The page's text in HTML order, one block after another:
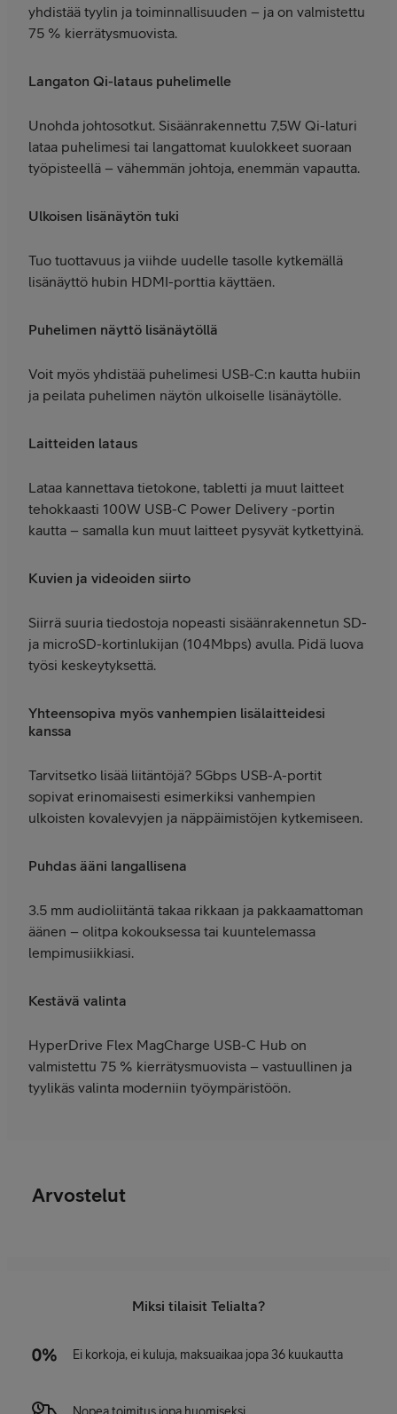
yhdistää tyylin ja toiminnallisuuden – ja on valmistettu
75 % kierrätysmuovista.
Langaton Qi-lataus puhelimelle
Unohda johtosotkut. Sisäänrakennettu 7,5W Qi-laturi
lataa puhelimesi tai langattomat kuulokkeet suoraan
työpisteellä – vähemmän johtoja, enemmän vapautta.
Ulkoisen lisänäytön tuki
Tuo tuottavuus ja viihde uudelle tasolle kytkemällä
lisänäyttö hubin HDMI-porttia käyttäen.
Puhelimen näyttö lisänäytöllä
Voit myös yhdistää puhelimesi USB-C:n kautta hubiin
ja peilata puhelimen näytön ulkoiselle lisänäytölle.
Laitteiden lataus
Lataa kannettava tietokone, tabletti ja muut laitteet
tehokkaasti 100W USB-C Power Delivery -portin
kautta – samalla kun muut laitteet pysyvät kytkettyinä.
Kuvien ja videoiden siirto
Siirrä suuria tiedostoja nopeasti sisäänrakennetun SD-
ja microSD-kortinlukijan (104Mbps) avulla. Pidä luova
työsi keskeytyksettä.
Yhteensopiva myös vanhempien lisälaitteidesi
kanssa
Tarvitsetko lisää liitäntöjä? 5Gbps USB-A-portit
sopivat erinomaisesti esimerkiksi vanhempien
ulkoisten kovalevyjen ja näppäimistöjen kytkemiseen.
Puhdas ääni langallisena
3.5 mm audioliitäntä takaa rikkaan ja pakkaamattoman
äänen – olitpa kokouksessa tai kuuntelemassa
lempimusiikkiasi.
Kestävä valinta
HyperDrive Flex MagCharge USB-C Hub on
valmistettu 75 % kierrätysmuovista – vastuullinen ja
tyylikäs valinta moderniin työympäristöön.
Arvostelut
Miksi tilaisit Telialta?
Ei korkoja, ei kuluja, maksuaikaa jopa 36 kuukautta